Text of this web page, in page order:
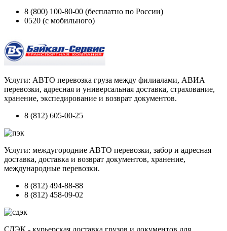
8 (800) 100-80-00 (бесплатно по России)
0520 (с мобильного)
Услуги: АВТО перевозка груза между филиалами, АВИА
перевозки, адресная и универсальная доставка, страхование,
хранение, экспедирование и возврат документов.
8 (812) 605-00-25
Услуги: междугородние АВТО перевозки, забор и адресная
доставка, доставка и возврат документов, хранение,
международные перевозки.
8 (812) 494-88-88
8 (812) 458-09-02
СДЭК - курьерская доставка грузов и документов для